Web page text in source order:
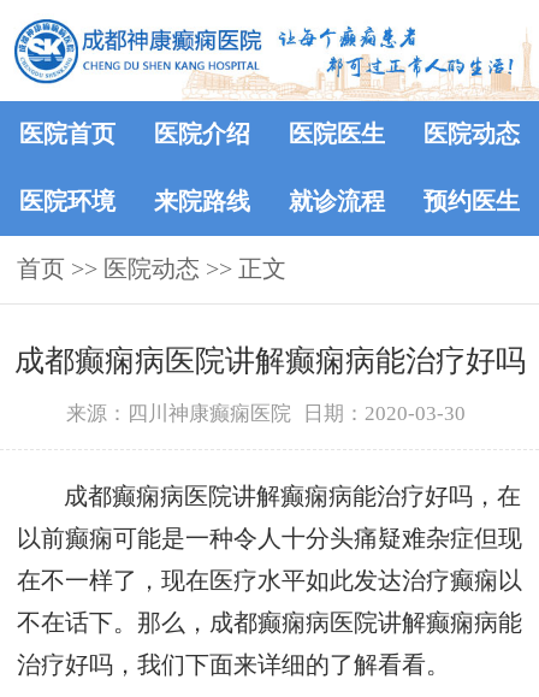
医院首页 医院介绍 医院医生 医院动态
医院环境 来院路线 就诊流程 预约医生
首页 >> 医院动态 >> 正文
成都癫痫病医院讲解癫痫病能治疗好吗
来源：四川神康癫痫医院 日期：2020-03-30
成都癫痫病医院讲解癫痫病能治疗好吗，在
以前癫痫可能是一种令人十分头痛疑难杂症但现
在不一样了，现在医疗水平如此发达治疗癫痫以
不在话下。那么，成都癫痫病医院讲解癫痫病能
治疗好吗，我们下面来详细的了解看看。